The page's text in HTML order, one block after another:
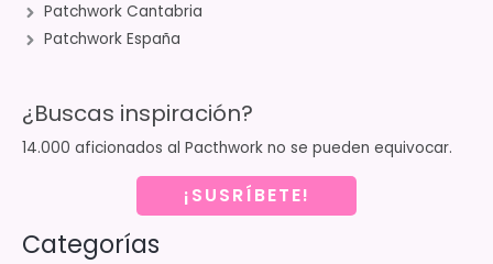
Patchwork Cantabria
Patchwork España
¿Buscas inspiración?
14.000 aficionados al Pacthwork no se pueden equivocar.
¡SUSRÍBETE!
Categorías